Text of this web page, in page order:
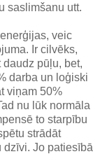
saslimšanu utt.
veic
Ir cilvēks,
pūļu, bet,
darba un loģiski
viņam 50%
nu lūk normāla
to starpību
strādāt
dzīvi. Jo patiesībā